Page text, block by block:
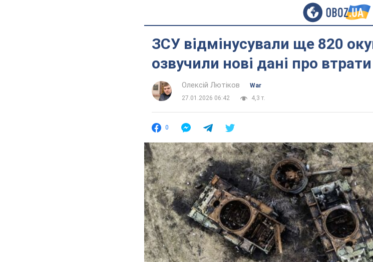
ЗСУ відмінусували ще 820
озвучили нові дані про
Олексій Лютіков
War
27.01.2026 06:42
4,3 т.
0